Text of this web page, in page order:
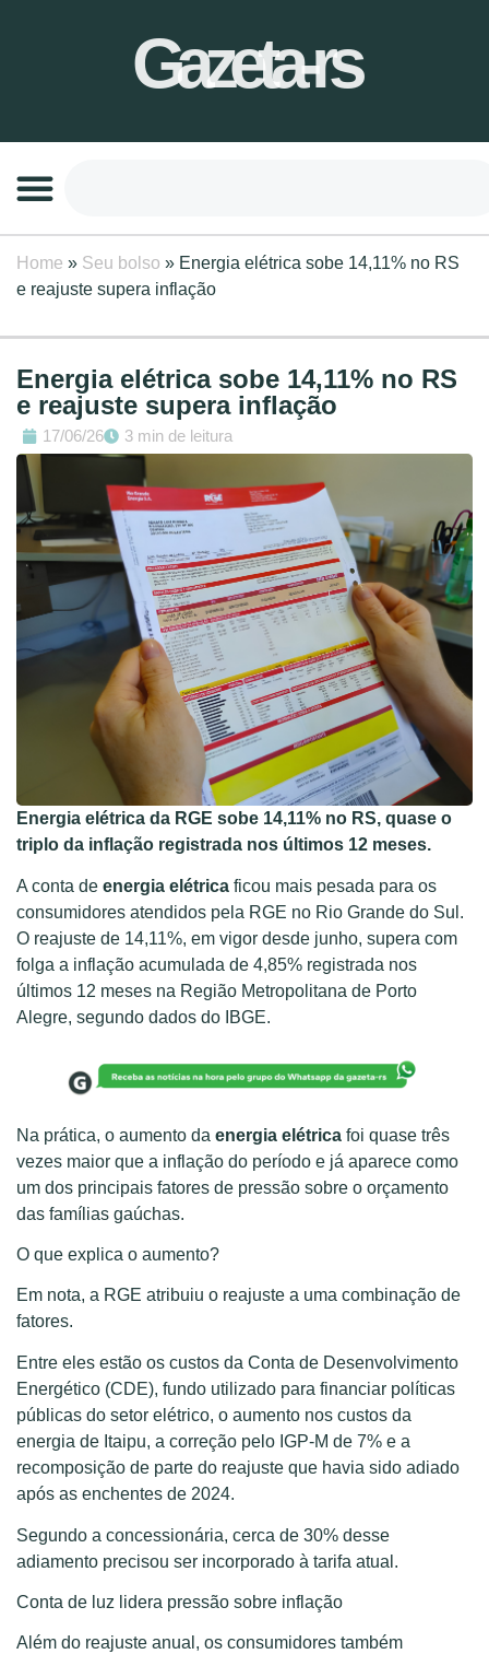
Gazeta-rs
Home » Seu bolso » Energia elétrica sobe 14,11% no RS
e reajuste supera inflação
Energia elétrica sobe 14,11% no RS
e reajuste supera inflação
17/06/26 3 min de leitura
Energia elétrica da RGE sobe 14,11% no RS, quase o
triplo da inflação registrada nos últimos 12 meses.
A conta de energia elétrica ficou mais pesada para os
consumidores atendidos pela RGE no Rio Grande do Sul.
O reajuste de 14,11%, em vigor desde junho, supera com
folga a inflação acumulada de 4,85% registrada nos
últimos 12 meses na Região Metropolitana de Porto
Alegre, segundo dados do IBGE.
Na prática, o aumento da energia elétrica foi quase três
vezes maior que a inflação do período e já aparece como
um dos principais fatores de pressão sobre o orçamento
das famílias gaúchas.
O que explica o aumento?
Em nota, a RGE atribuiu o reajuste a uma combinação de
fatores.
Entre eles estão os custos da Conta de Desenvolvimento
Energético (CDE), fundo utilizado para financiar políticas
públicas do setor elétrico, o aumento nos custos da
energia de Itaipu, a correção pelo IGP-M de 7% e a
recomposição de parte do reajuste que havia sido adiado
após as enchentes de 2024.
Segundo a concessionária, cerca de 30% desse
adiamento precisou ser incorporado à tarifa atual.
Conta de luz lidera pressão sobre inflação
Além do reajuste anual, os consumidores também